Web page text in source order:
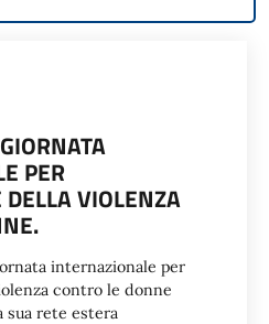
PER
VIOLENZA
internazionale per
contro le donne
sua rete estera